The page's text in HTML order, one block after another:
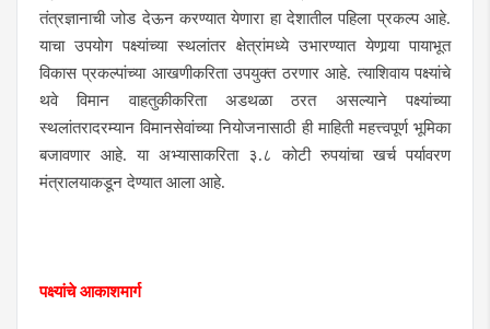
तंत्रज्ञानाची जोड देऊन करण्यात येणारा हा देशातील पहिला प्रकल्प आहे.
याचा उपयोग पक्ष्यांच्या स्थलांतर क्षेत्रांमध्ये उभारण्यात येणार्‍या पायाभूत
विकास प्रकल्पांच्या आखणीकरिता उपयुक्त ठरणार आहे. त्याशिवाय पक्ष्यांचे
थवे विमान वाहतुकीकरिता अडथळा ठरत असल्याने पक्ष्यांच्या
स्थलांतरादरम्यान विमानसेवांच्या नियोजनासाठी ही माहिती महत्त्वपूर्ण भूमिका
बजावणार आहे. या अभ्यासाकरिता ३.८ कोटी रुपयांचा खर्च पर्यावरण
मंत्रालयाकडून देण्यात आला आहे.
पक्ष्यांचे आकाशमार्ग